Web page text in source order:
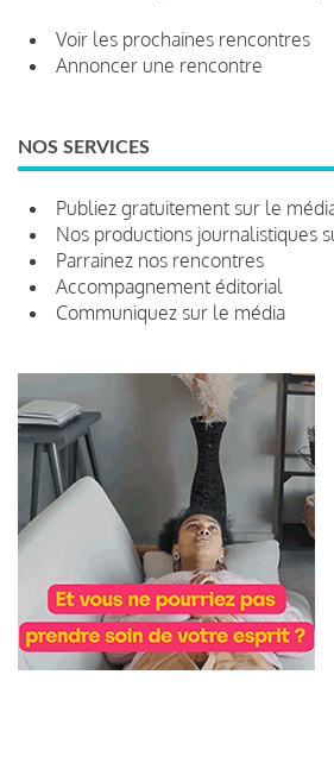
Voir les prochaines rencontres
Annoncer une rencontre
NOS SERVICES
Publiez gratuitement sur le
Nos productions journalistiques
Parrainez nos rencontres
Accompagnement éditorial
Communiquez sur le média